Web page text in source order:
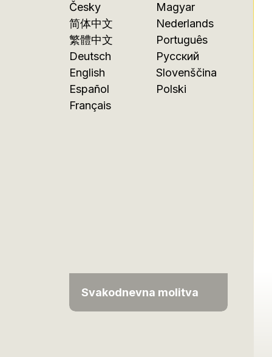
Česky
简体中文
繁體中文
Deutsch
English
Español
Français
Magyar
Nederlands
Português
Русский
Slovenščina
Polski
Svakodnevna molitva